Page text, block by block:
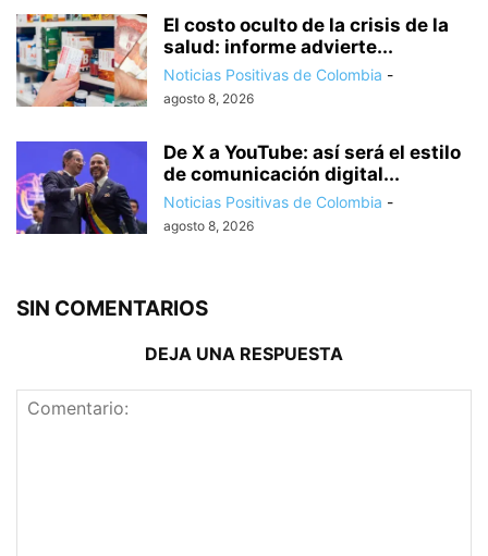
El costo oculto de la crisis de la
salud: informe advierte...
Noticias Positivas de Colombia -
agosto 8, 2026
De X a YouTube: así será el estilo
de comunicación digital...
Noticias Positivas de Colombia -
agosto 8, 2026
SIN COMENTARIOS
DEJA UNA RESPUESTA